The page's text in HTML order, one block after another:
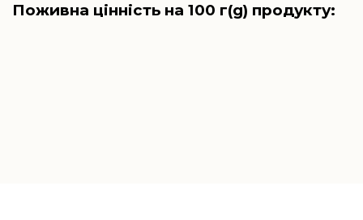
Поживна цінність на 100 г(g) продукту: